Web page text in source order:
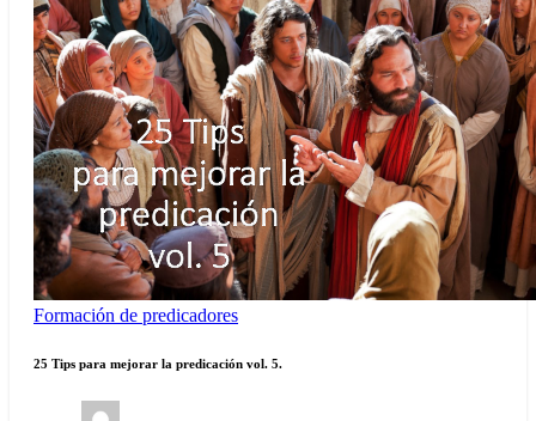
Formación de predicadores
25 Tips para mejorar la predicación vol. 5.